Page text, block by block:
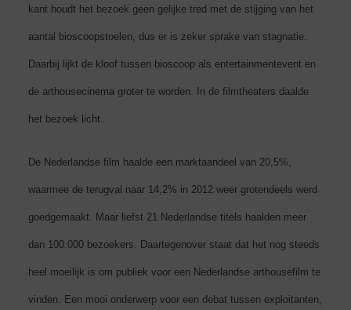
kant houdt het bezoek geen gelijke tred met de stijging van het
aantal bioscoopstoelen, dus er is zeker sprake van stagnatie.
Daarbij lijkt de kloof tussen bioscoop als entertainmentevent en
de arthousecinema groter te worden. In de filmtheaters daalde
het bezoek licht.
De Nederlandse film haalde een marktaandeel van 20,5%,
waarmee de terugval naar 14,2% in 2012 weer grotendeels werd
goedgemaakt. Maar liefst 21 Nederlandse titels haalden meer
dan 100.000 bezoekers. Daartegenover staat dat het nog steeds
heel moeilijk is om publiek voor een Nederlandse arthousefilm te
vinden. Een mooi onderwerp voor een debat tussen exploitanten,